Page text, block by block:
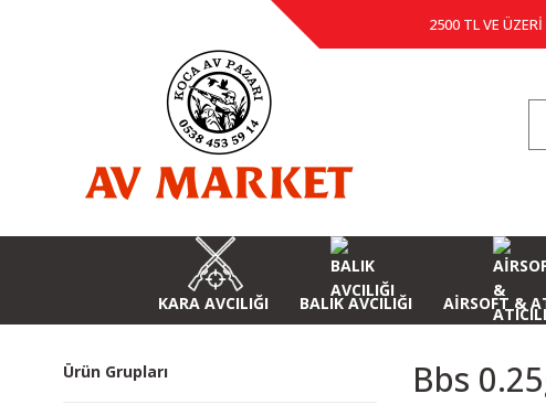
2500 TL VE
KARA AVCILIĞI BALIK AVCILIĞI AİRSOFT &
Ürün Grupları Bbs